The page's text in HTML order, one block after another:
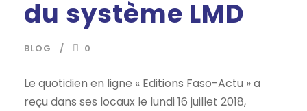
du système LMD
BLOG 0
Le quotidien en ligne « Editions Faso-Actu » a
reçu dans ses locaux le lundi 16 juillet 2018,